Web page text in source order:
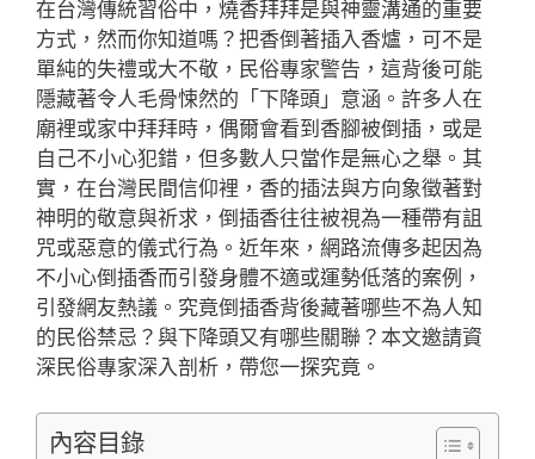
在台灣傳統習俗中，燒香拜拜是與神靈溝通的重要
方式，然而你知道嗎？把香倒著插入香爐，可不是
單純的失禮或大不敬，民俗專家警告，這背後可能
隱藏著令人毛骨悚然的「下降頭」意涵。許多人在
廟裡或家中拜拜時，偶爾會看到香腳被倒插，或是
自己不小心犯錯，但多數人只當作是無心之舉。其
實，在台灣民間信仰裡，香的插法與方向象徵著對
神明的敬意與祈求，倒插香往往被視為一種帶有詛
咒或惡意的儀式行為。近年來，網路流傳多起因為
不小心倒插香而引發身體不適或運勢低落的案例，
引發網友熱議。究竟倒插香背後藏著哪些不為人知
的民俗禁忌？與下降頭又有哪些關聯？本文邀請資
深民俗專家深入剖析，帶您一探究竟。
內容目錄